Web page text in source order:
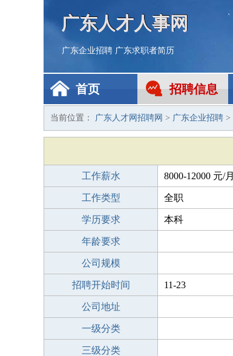
广东人才人事网
广东企业招聘 广东求职者简历
首页 招聘信息
当前位置： 广东人才网招聘网 > 广东企业招聘 >
工作薪水 8000-12000 元/月
工作类型 全职
学历要求 本科
年龄要求
公司规模
招聘开始时间 11-23
公司地址
一级分类
三级分类